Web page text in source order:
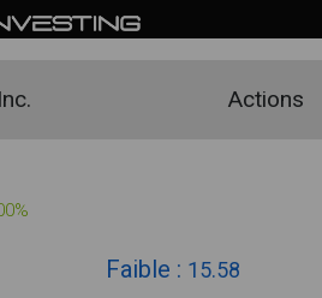
Actions
Faible : 15.58